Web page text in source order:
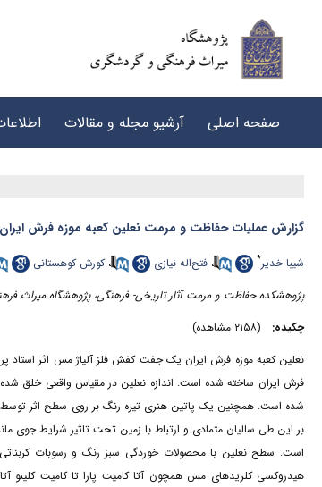
صفحه اصلی آرشیو مجله و مقالات
گزارش عملیات حفاظت و مرمت نعلین کعبه موزه فرش ایران
شیبا خدیر* ، فتح‌اله نیازی ،کورش کوهستانی
پژوهشکده حفاظت و مرمت آثار تاریخی- فرهنگی، پژوهشگاه میراث
چکیده:
(۲۱۵۸ مشاهده)
نعلین کعبه موزه فرش ایران یک جفت کفش فلز آلیاژ مس اثر استاد
فرش ایران ساخته شده است. اندازه نعلین در مقیاس واقعی خلق
شده است. همچنین یک پاتین هنری تیره رنگ بر روی سطح اثر
بر این طی سالیان متمادی و ارتباط با زمین تحت تاثیر شرایط جوی
است. سطح نعلین با محصولات خوردگی سبز رنگ و رسوبات
هیدروکسی کلریدهای مس همچون آتا کامیت پارا تا کامیت کلینو